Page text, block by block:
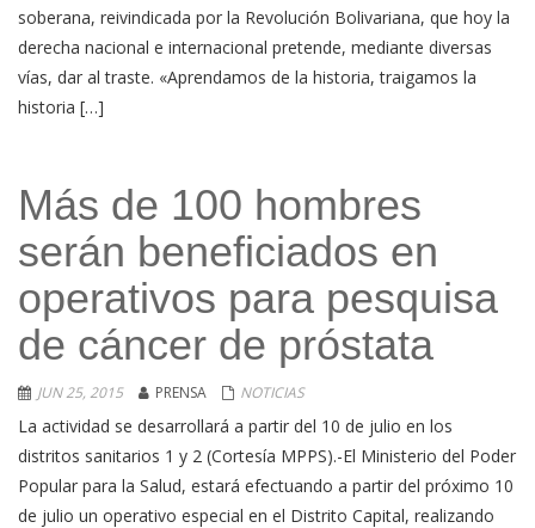
soberana, reivindicada por la Revolución Bolivariana, que hoy la
derecha nacional e internacional pretende, mediante diversas
vías, dar al traste. «Aprendamos de la historia, traigamos la
historia […]
Más de 100 hombres
serán beneficiados en
operativos para pesquisa
de cáncer de próstata
JUN 25, 2015 PRENSA NOTICIAS
La actividad se desarrollará a partir del 10 de julio en los
distritos sanitarios 1 y 2 (Cortesía MPPS).-El Ministerio del Poder
Popular para la Salud, estará efectuando a partir del próximo 10
de julio un operativo especial en el Distrito Capital, realizando